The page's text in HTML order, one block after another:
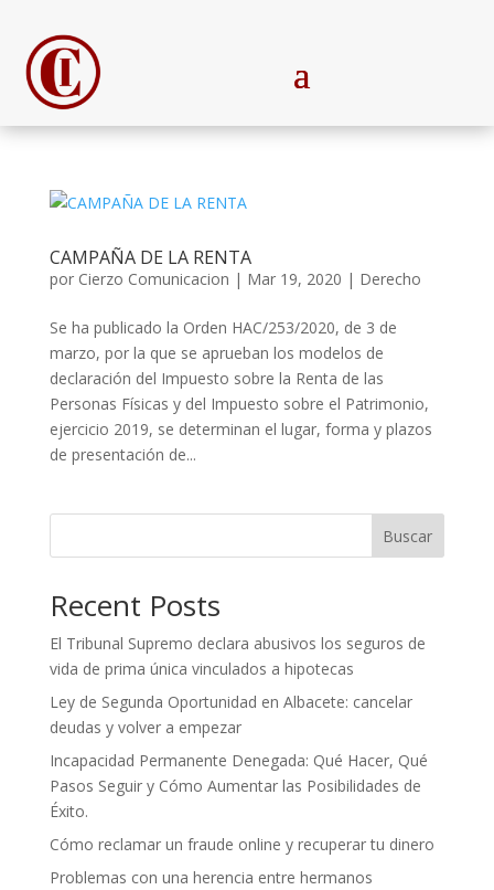
CAMPAÑA DE LA RENTA
por Cierzo Comunicacion | Mar 19, 2020 | Derecho
Se ha publicado la Orden HAC/253/2020, de 3 de
marzo, por la que se aprueban los modelos de
declaración del Impuesto sobre la Renta de las
Personas Físicas y del Impuesto sobre el Patrimonio,
ejercicio 2019, se determinan el lugar, forma y plazos
de presentación de...
Buscar
Recent Posts
El Tribunal Supremo declara abusivos los seguros de
vida de prima única vinculados a hipotecas
Ley de Segunda Oportunidad en Albacete: cancelar
deudas y volver a empezar
Incapacidad Permanente Denegada: Qué Hacer, Qué
Pasos Seguir y Cómo Aumentar las Posibilidades de
Éxito.
Cómo reclamar un fraude online y recuperar tu dinero
Problemas con una herencia entre hermanos